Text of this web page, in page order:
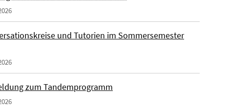
und Tutorien im Sommersemester
zum Tandemprogramm